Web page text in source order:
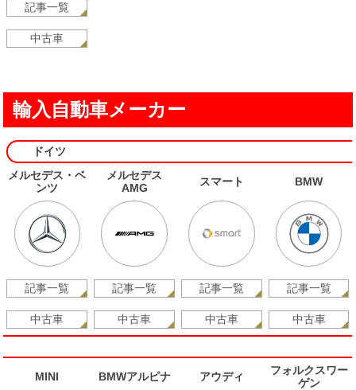
記事一覧
中古車
輸入自動車メーカー
ドイツ
メルセデス・ベ
ンツ
記事一覧
中古車
メルセデス
AMG
記事一覧
中古車
スマート
記事一覧
中古車
BMW
記事一覧
中古車
MINI BMWアルピナ アウディ
フォルクスワー
ゲン